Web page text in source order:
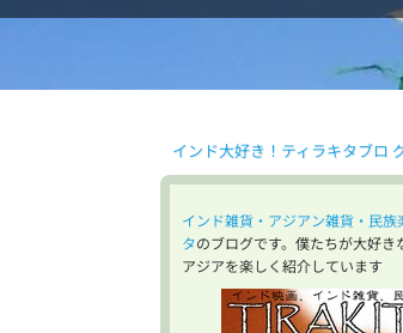
インド大好き！ティラキタブロ
インド雑貨・アジアン雑貨・民族
タのブログです。僕たちが大好き
アジアを楽しく紹介しています